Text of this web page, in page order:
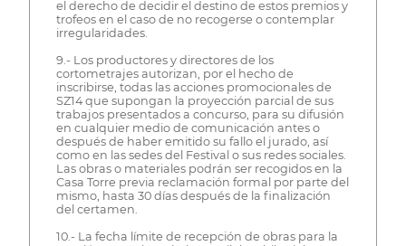
el derecho de decidir el destino de estos premios y
trofeos en el caso de no recogerse o contemplar
irregularidades.
9.- Los productores y directores de los
cortometrajes autorizan, por el hecho de
inscribirse, todas las acciones promocionales de
SZ14 que supongan la proyección parcial de sus
trabajos presentados a concurso, para su difusión
en cualquier medio de comunicación antes o
después de haber emitido su fallo el jurado, así
como en las sedes del Festival o sus redes sociales.
Las obras o materiales podrán ser recogidos en la
Casa Torre previa reclamación formal por parte del
mismo, hasta 30 días después de la finalización
del certamen.
10.- La fecha límite de recepción de obras para la